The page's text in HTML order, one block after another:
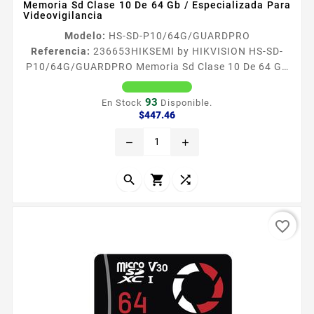
Memoria Sd Clase 10 De 64 Gb / Especializada Para
Videovigilancia
Modelo: HS-SD-P10/64G/GUARDPRO
Referencia: 236653HIKSEMI by HIKVISION HS-SD-
P10/64G/GUARDPRO Memoria Sd Clase 10 De 64 Gb
/ Especializada Para Videovigilancia Especificaciones
Caracteriacutesticas Principales Capacidad 64 GB
Velocidad de Lectura 100 MBs Velocidad de Escritura
Class 10 U1 U3 Especificacioacuten SDHC SDXC
Dimensiones 32 mm x 24 mm x 21 mm...
En Stock 93 Disponible.
$447.46Precio
remove add
  
favorite_border